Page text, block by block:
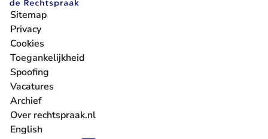
Sitemap
Privacy
Cookies
Toegankelijkheid
Spoofing
Vacatures
- U verlaat Rechtspraak.nl
Archief
Over rechtspraak.nl
English